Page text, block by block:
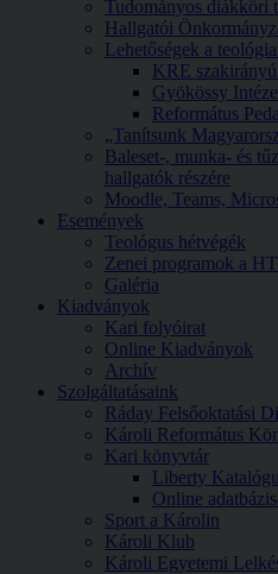
Tudományos diákköri
Hallgatói
Lehetőségek a
KRE
Gyökössy
Református
„Tanítsunk
Baleset-, munka- és
hallgatók részére
Moodle, Teams,
Események
Teológus hétvégék
Zenei programok a
Galéria
Kiadványok
Kari folyóirat
Online Kiadványok
Archív
Szolgáltatásaink
Ráday Felsőoktatási
Károli Református
Kari könyvtár
Liberty
Online
Sport a Károlin
Károli Klub
Károli Egyetemi